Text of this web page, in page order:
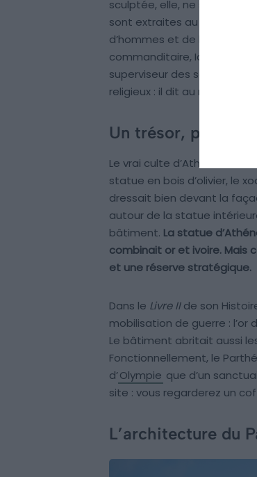
sculptée, elle, ne s’achève
sont extraites au mont
d’hommes et de bêtes.
commanditaire, Ictinos et
superviseur des sculptures.
religieux : il dit au monde
Un trésor, pas un
Le vrai culte d’Athéna se
statue en bois d’olivier, le
dressait bien devant la
autour de la statue
bâtiment. La statue
combinait or et ivoire. Mais
et une réserve stratégique.
Dans le Livre IIde son
mobilisation de guerre :
Le bâtiment abritait aussi
Fonctionnellement, le
d’Olympie que d’un
site : vous regarderez un
L’architecture du